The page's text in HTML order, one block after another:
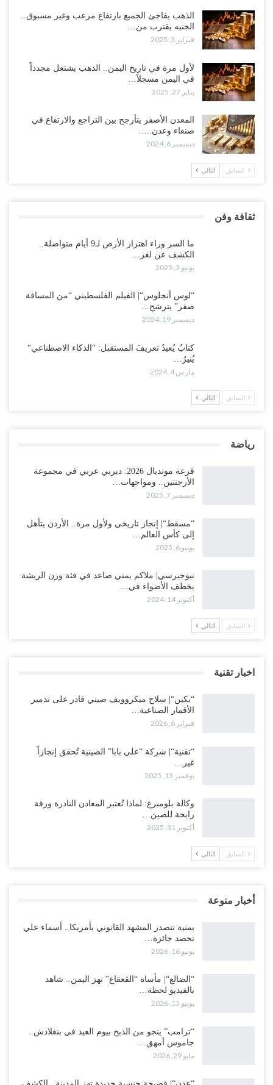
الذهب يفاجئ الجميع بارتفاع مرعب وغير مسبوق..
الجنيه يقترب من…
فبراير 3, 2025
لأول مرة في تاريخ اليمن.. الذهب يشتعل مجدداً
في اليمن مسجلاً…
يناير 27, 2025
المعدن الأصفر يتأرجح بين التراجع والارتفاع في
صنعاء وعدن..…
ديسمبر 6, 2024
السابق التالي
ثقافة وفن
ما السر وراء اهتزاز الأرض لـ9 أيام متواصلة..
الكشف عن لغز…
يونيو 3, 2025
“لوس أنجلوس“| الفيلم الفلسطيني “من المسافة
صفر” يترشح…
ديسمبر 19, 2024
كتابٌ يُعيدُ تعريفَ المستقبل: “الذكاء الاصطناعي“
يُنيرُ…
مارس 4, 2024
السابق التالي
رياضة
قرعة مونديال 2026: ديربي عربي في مجموعة
الأرجنتين.. ومواجهات…
ديسمبر 7, 2025
“مسقط“| إنجاز تاريخي ولأول مرة.. الأردن يتأهل
إلى كأس العالم…
يونيو 6, 2025
نيوجيرسي| ملاكم يمني صاعد في فئة وزن الريشة
يخطف الأضواء في…
أكتوبر 14, 2024
السابق التالي
اخبار تقنية
“بكين“| سلاح ميكروويف صيني قادر على تدمير
الأقمار الصناعية…
فبراير 6, 2026
“تقنية“| شركة “علي بابا” الصينية تُحقق إنجازاً
غير…
نوفمبر 13, 2025
وكالة بلومبرغ: لماذا تُعتبر المعادن النادرة ورقة
رابحة للصين…
أكتوبر 31, 2025
السابق التالي
أخبار منوعة
يمنية تتصدر المشهد القانوني بأمريكا.. أسماء علي
تحصد جائزة…
يونيو 16, 2026
“الضالع“| مأساة “القعقاع” تهز اليمن.. شاهد
بالفيديو لحظة…
يونيو 13, 2026
“ترامب” ينجو من الذبح بيوم العيد في بنغلادش..
جاموس أمهق…
مايو 29, 2026